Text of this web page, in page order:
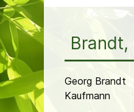
Brandt,
Georg Brandt
Kaufmann